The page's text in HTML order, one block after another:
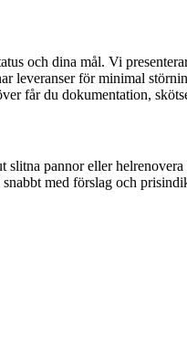
och dina mål. Vi
leveranser för minimal
får du dokumentation,
pannor eller
med förslag och